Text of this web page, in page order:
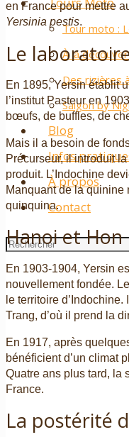
Tour moto :
À la
Des rizières
Saigon by
Blog
Infos
À propos
Contact
en France pour mettre
Yersinia pestis.
Le
En 1895, Yersin établit
l’institut Pasteur en
bœufs, de buffles, de
Mais il a besoin de
Précurseur, il introduit la
produit. L’Indochine
Manquant de la quinine
quinquina.
Hanoi et Hon
En 1903-1904, Yersin
nouvellement fondée.
le territoire
Trang, d’où il prend la
En 1917, après
bénéficient d’un climat
Quatre ans plus tard, la
France.
La postérité